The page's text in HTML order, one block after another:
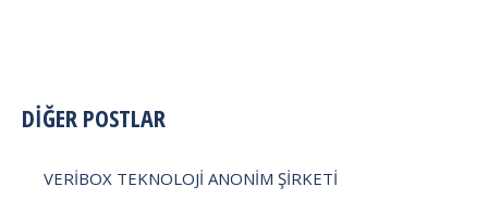
POST
DİĞER POSTLAR
VERİBOX TEKNOLOJİ ANONİM ŞİRKETİ